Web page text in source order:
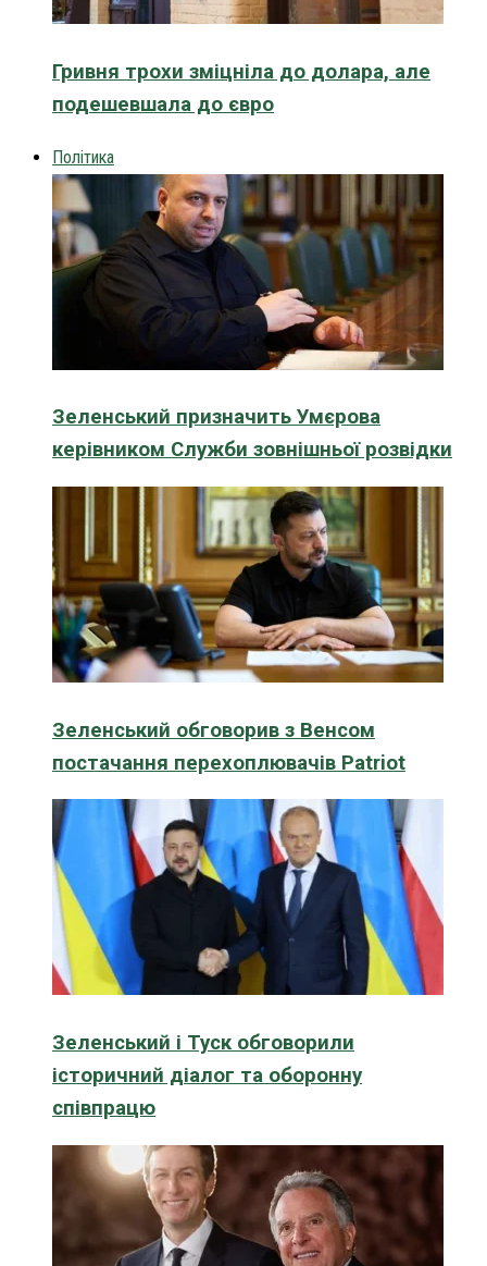
Гривня трохи зміцніла до долара, але
подешевшала до євро
Політика
Зеленський призначить Умєрова
керівником Служби зовнішньої розвідки
Зеленський обговорив з Венсом
постачання перехоплювачів Patriot
Зеленський і Туск обговорили
історичний діалог та оборонну
співпрацю